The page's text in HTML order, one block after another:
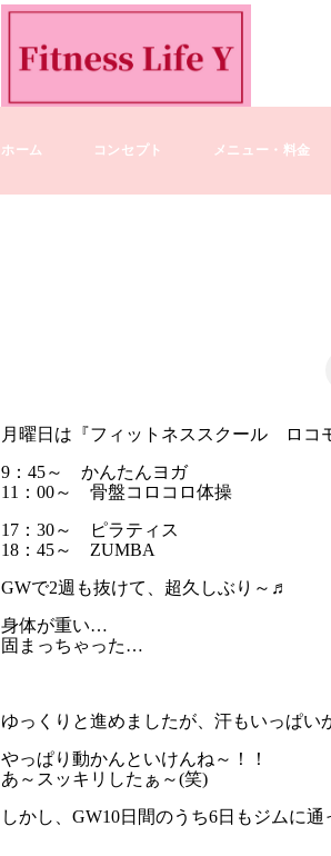
ホーム コンセプト メニュー・料金
月曜日は『フィットネススクール ロコ
9：45～ かんたんヨガ
11：00～ 骨盤コロコロ体操
17：30～ ピラティス
18：45～ ZUMBA
GWで2週も抜けて、超久しぶり～♬
身体が重い…
固まっちゃった…
ゆっくりと進めましたが、汗もいっぱ
やっぱり動かんといけんね～！！
あ～スッキリしたぁ～(笑)
しかし、GW10日間のうち6日もジムに